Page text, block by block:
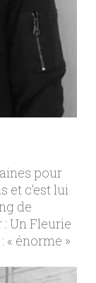
pour
et c’est lui
de
Un Fleurie
« énorme »